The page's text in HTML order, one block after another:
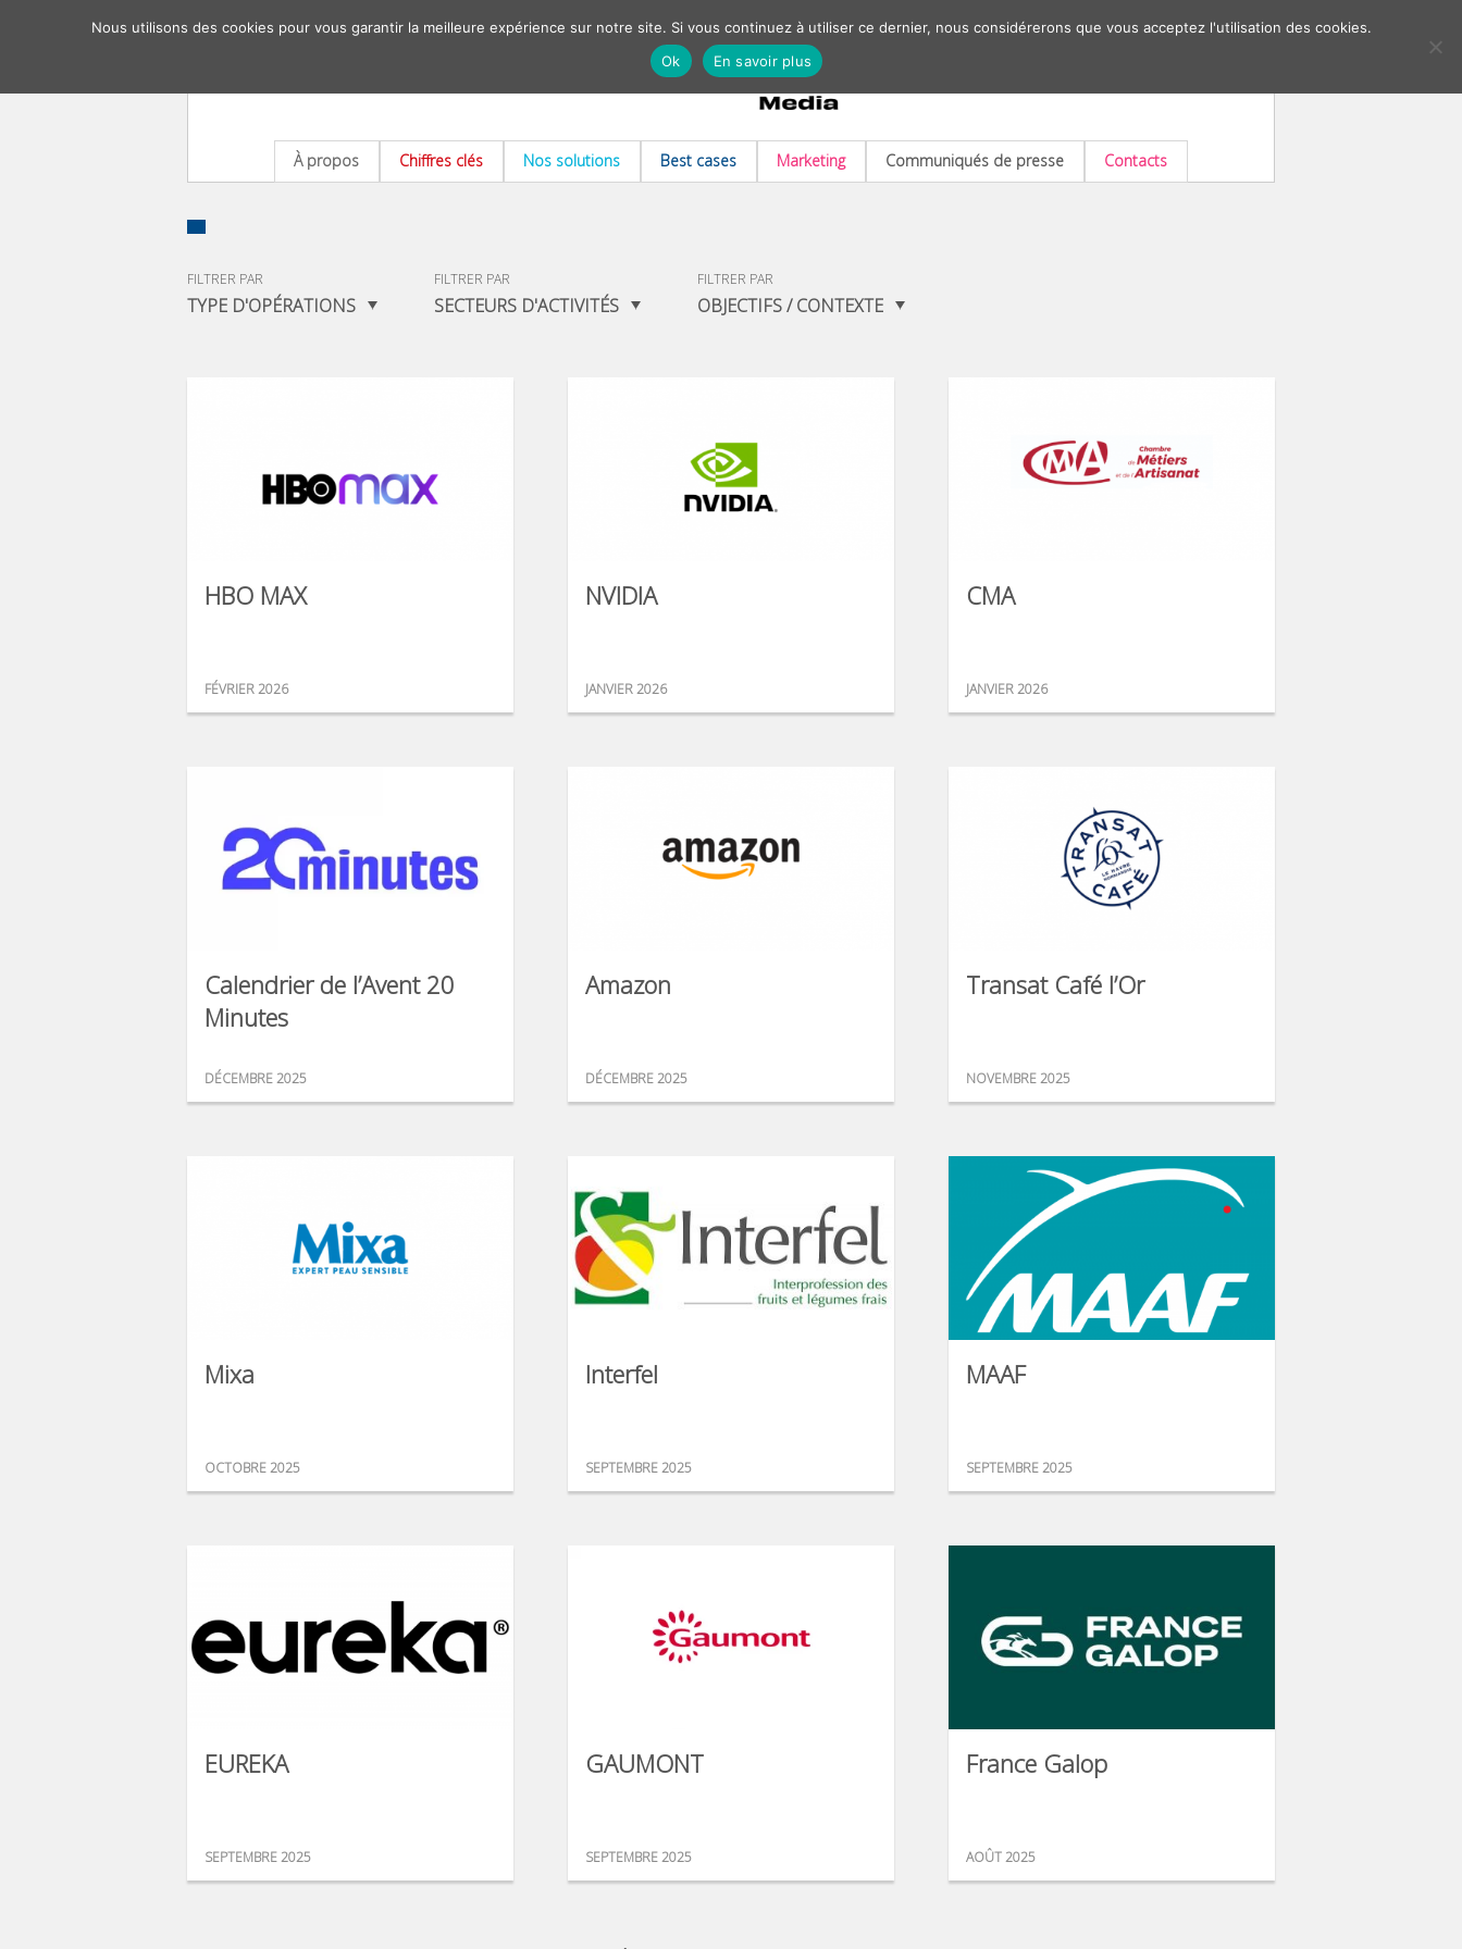
À propos Chiffres clés Nos solutions Best cases Marketing Communiqués de presse Contacts
FILTRER PAR
TYPE D'OPÉRATIONS
FILTRER PAR
SECTEURS D'ACTIVITÉS
FILTRER PAR
OBJECTIFS / CONTEXTE
HBO MAX
FÉVRIER 2026
NVIDIA
JANVIER 2026
CMA
JANVIER 2026
Calendrier de l’Avent 20
Minutes
DÉCEMBRE 2025
Amazon
DÉCEMBRE 2025
Transat Café l’Or
NOVEMBRE 2025
Mixa
OCTOBRE 2025
Interfel
SEPTEMBRE 2025
MAAF
SEPTEMBRE 2025
EUREKA
SEPTEMBRE 2025
GAUMONT
SEPTEMBRE 2025
France Galop
AOÛT 2025
Nous utilisons des cookies pour vous garantir la meilleure expérience sur notre site. Si vous continuez à utiliser ce dernier, nous considérerons que vous acceptez l'utilisation des cookies.
Ok
En savoir plus